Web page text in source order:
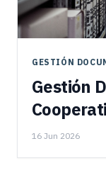
GESTIÓN
Gestión
16 Jun 2026